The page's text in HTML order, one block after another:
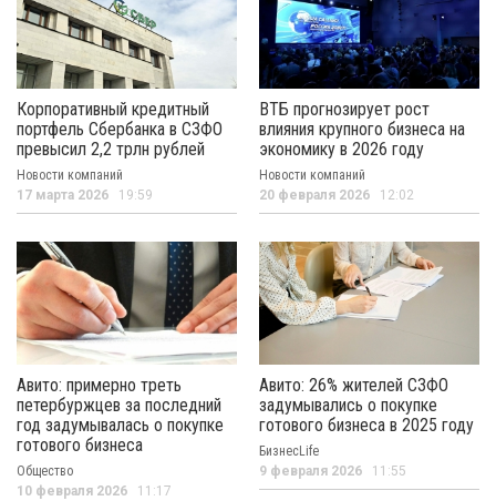
Корпоративный кредитный
портфель Сбербанка в СЗФО
превысил 2,2 трлн рублей
Новости компаний
17 марта 2026 19:59
ВТБ прогнозирует рост
влияния крупного бизнеса на
экономику в 2026 году
Новости компаний
20 февраля 2026 12:02
Авито: примерно треть
петербуржцев за последний
год задумывалась о покупке
готового бизнеса
Общество
10 февраля 2026 11:17
Авито: 26% жителей СЗФО
задумывались о покупке
готового бизнеса в 2025 году
БизнесLife
9 февраля 2026 11:55